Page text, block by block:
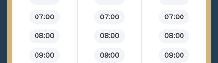
07:00
08:00
09:00
07:00
08:00
09:00
07:00
08:00
09:00